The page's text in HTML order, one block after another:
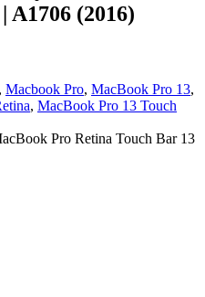
A1706 (2016)
, Macbook Pro, MacBook Pro 13,
, MacBook Pro 13 Touch
Pro Retina Touch Bar 13